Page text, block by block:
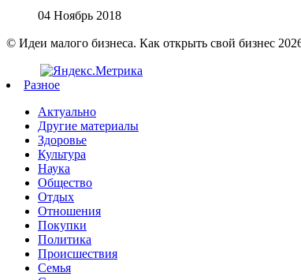
04 Ноябрь 2018
© Идеи малого бизнеса. Как открыть свой бизнес
Разное
Актуально
Другие материалы
Здоровье
Культура
Наука
Общество
Отдых
Отношения
Покупки
Политика
Происшествия
Семья